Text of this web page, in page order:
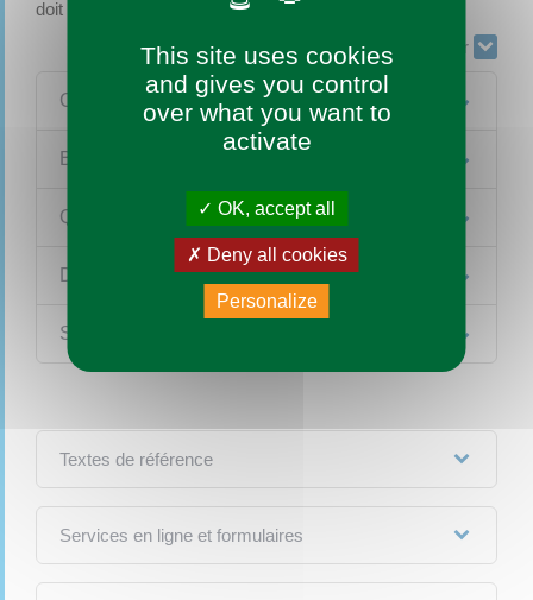
doit être joint au bail.
Tout replier
Tout déplier
Communes concernées
Biens concernés
Qui doit réaliser le diagnostic ?
Durée de validité
Sanctions
Textes de référence
Services en ligne et formulaires
This site uses cookies
and gives you control
over what you want to
activate
OK, accept all
Deny all cookies
Personalize